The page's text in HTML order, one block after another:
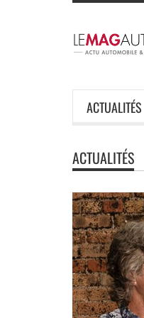
ACTUALITÉS
ACTUALITÉS